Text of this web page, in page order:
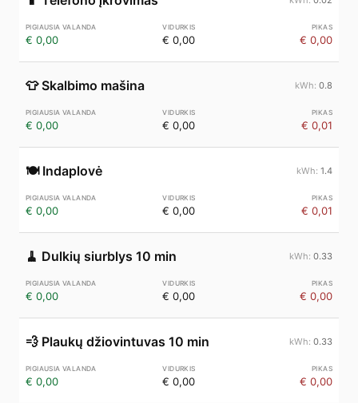
€ 0,00 € 0,00 € 0,00
👕 Skalbimo mašina 0.8
€ 0,00 € 0,00 € 0,01
🍽️ Indaplovė 1.4
€ 0,00 € 0,00 € 0,01
🧹 Dulkių siurblys 10 min 0.33
€ 0,00 € 0,00 € 0,00
💨 Plaukų džiovintuvas 10 min 0.33
€ 0,00 € 0,00 € 0,00